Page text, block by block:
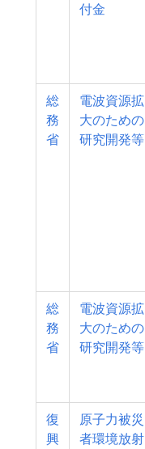
付金
総
務
省
電波資源拡
大のための
研究開発等
総
務
省
電波資源拡
大のための
研究開発等
復
興
原子力被災
者環境放射